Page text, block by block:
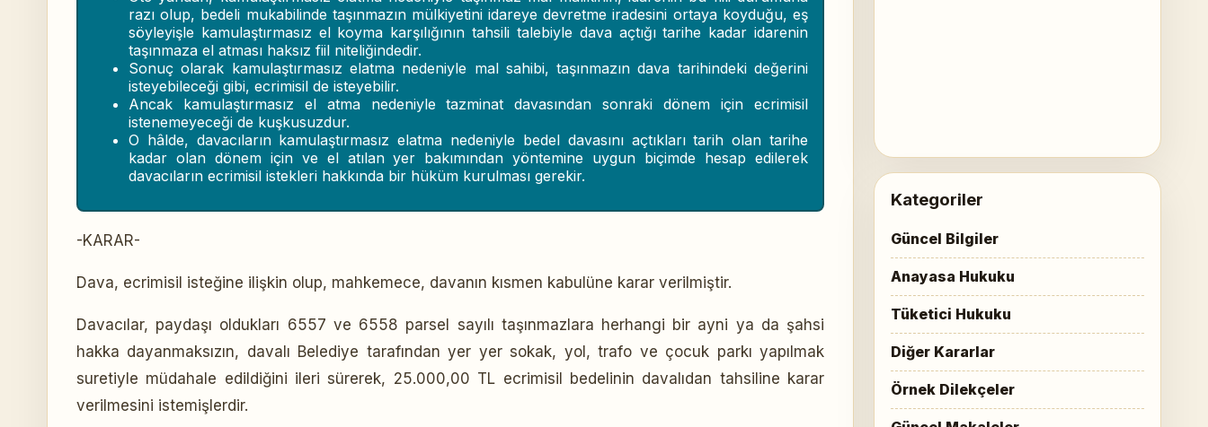
razı olup, bedeli mukabilinde taşınmazın mülkiyetini idareye devretme iradesini ortaya koyduğu, eş
söyleyişle kamulaştırmasız el koyma karşılığının tahsili talebiyle dava açtığı tarihe kadar idarenin
taşınmaza el atması haksız fiil niteliğindedir.
Sonuç olarak kamulaştırmasız elatma nedeniyle mal sahibi, taşınmazın dava tarihindeki değerini
isteyebileceği gibi, ecrimisil de isteyebilir.
Ancak kamulaştırmasız el atma nedeniyle tazminat davasından sonraki dönem için ecrimisil
istenemeyeceği de kuşkusuzdur.
O hâlde, davacıların kamulaştırmasız elatma nedeniyle bedel davasını açtıkları tarih olan tarihe
kadar olan dönem için ve el atılan yer bakımından yöntemine uygun biçimde hesap edilerek
davacıların ecrimisil istekleri hakkında bir hüküm kurulması gerekir.
-KARAR-
Dava, ecrimisil isteğine ilişkin olup, mahkemece, davanın kısmen kabulüne karar verilmiştir.
Davacılar, paydaşı oldukları 6557 ve 6558 parsel sayılı taşınmazlara herhangi bir ayni ya da şahsi
hakka dayanmaksızın, davalı Belediye tarafından yer yer sokak, yol, trafo ve çocuk parkı yapılmak
suretiyle müdahale edildiğini ileri sürerek, 25.000,00 TL ecrimisil bedelinin davalıdan tahsiline karar
verilmesini istemişlerdir.
Kategoriler
Güncel Bilgiler
Anayasa Hukuku
Tüketici Hukuku
Diğer Kararlar
Örnek Dilekçeler